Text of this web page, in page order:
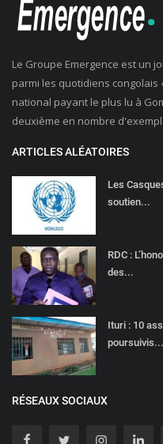
Le Groupe Emergence est un
parmi les quotidiens congolais
national payant le plus lu à
deuxième en nombre
ARTICLES ALÉATOIRES
Les
soutien...
RDC :
des...
Ituri : 10
poursuivis...
RÉSEAUX SOCIAUX